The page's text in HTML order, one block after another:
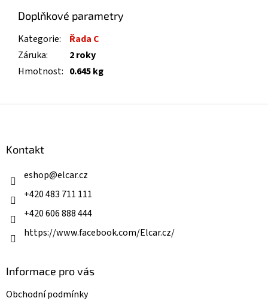
Doplňkové parametry
Kategorie:
Řada C
Záruka:
2 roky
Hmotnost: 0.645 kg
Kontakt
eshop@elcar.cz
+420 483 711 111
+420 606 888 444
https://www.facebook.com/Elcar.cz/
Informace pro vás
Obchodní podmínky